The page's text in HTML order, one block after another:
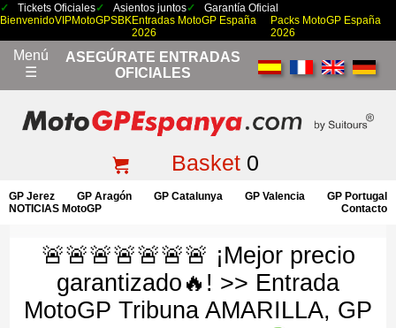
Tickets Oficiales Asientos juntos
Garantía Oficial
BienvenidoVIPMotoGPSBKEntradas MotoGP España
2026
Packs MotoGP España
2026
Menú
☰
ASEGÚRATE ENTRADAS
OFICIALES
Basket0
GP Jerez GP Aragón GP Catalunya GP Valencia
GP Portugal
NOTICIAS MotoGP
Contacto
🚨🚨🚨🚨🚨🚨🚨 ¡Mejor precio
garantizado🔥! >> Entrada
MotoGP Tribuna AMARILLA, GP